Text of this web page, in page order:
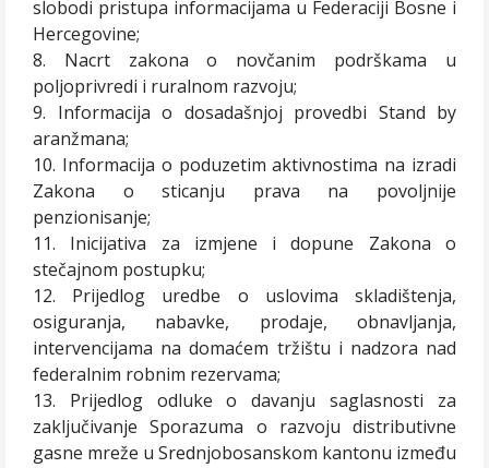
slobodi pristupa informacijama u Federaciji Bosne i
Hercegovine;
8. Nacrt zakona o novčanim podrškama u
poljoprivredi i ruralnom razvoju;
9. Informacija o dosadašnjoj provedbi Stand by
aranžmana;
10. Informacija o poduzetim aktivnostima na izradi
Zakona o sticanju prava na povoljnije
penzionisanje;
11. Inicijativa za izmjene i dopune Zakona o
stečajnom postupku;
12. Prijedlog uredbe o uslovima skladištenja,
osiguranja, nabavke, prodaje, obnavljanja,
intervencijama na domaćem tržištu i nadzora nad
federalnim robnim rezervama;
13. Prijedlog odluke o davanju saglasnosti za
zaključivanje Sporazuma o razvoju distributivne
gasne mreže u Srednjobosanskom kantonu između